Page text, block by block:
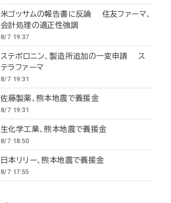
米ゴッサムの報告書に反論 住友ファーマ、
会計処理の適正性強調
8/7 19:37
ステボロニン、製造所追加の一変申請 ス
テラファーマ
8/7 19:31
佐藤製薬、熊本地震で義援金
8/7 19:31
生化学工業、熊本地震で義援金
8/7 18:50
日本リリー、熊本地震で義援金
8/7 17:55